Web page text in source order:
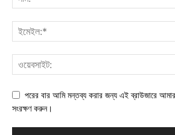
পরের বার আমি মন্তব্য করার জন্য এই ব্রাউজারে
সংরক্ষণ করুন।